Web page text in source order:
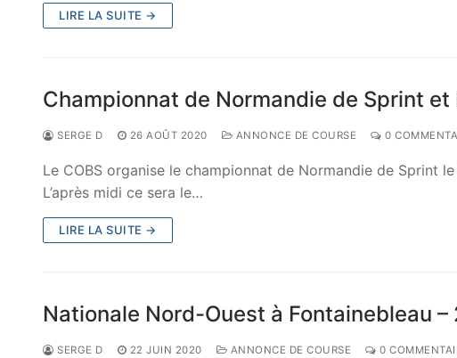
LIRE LA SUITE →
Championnat de Normandie de Sprint
SERGE D 26 AOÛT 2020 ANNONCE DE COURSE 0
Le COBS organise le championnat de Normandie de Sprint
L’après midi ce sera le…
LIRE LA SUITE →
Nationale Nord-Ouest à Fontainebleau –
SERGE D 22 JUIN 2020 ANNONCE DE COURSE 0